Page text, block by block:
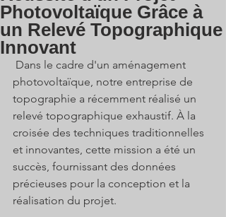
Photovoltaïque Grâce à
un Relevé Topographique
Innovant
Dans le cadre d'un aménagement
photovoltaïque, notre entreprise de
topographie a récemment réalisé un
relevé topographique exhaustif. À la
croisée des techniques traditionnelles
et innovantes, cette mission a été un
succès, fournissant des données
précieuses pour la conception et la
réalisation du projet.